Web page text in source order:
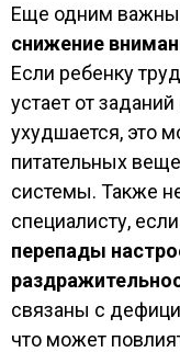
Еще одним
снижение
Если ребенку
устает от
ухудшается, это
питательных
системы. Также
специалисту, если
перепады
связаны с
что может